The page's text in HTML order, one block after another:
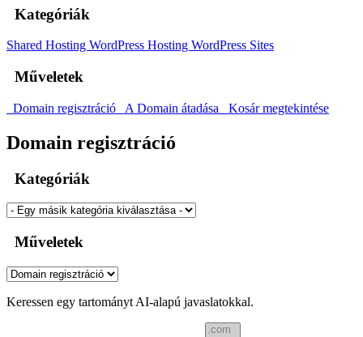
Kategóriák
Shared Hosting WordPress Hosting WordPress Sites
Műveletek
Domain regisztráció A Domain átadása Kosár megtekintése
Domain regisztráció
Kategóriák
Műveletek
Keressen egy tartományt AI-alapú javaslatokkal.